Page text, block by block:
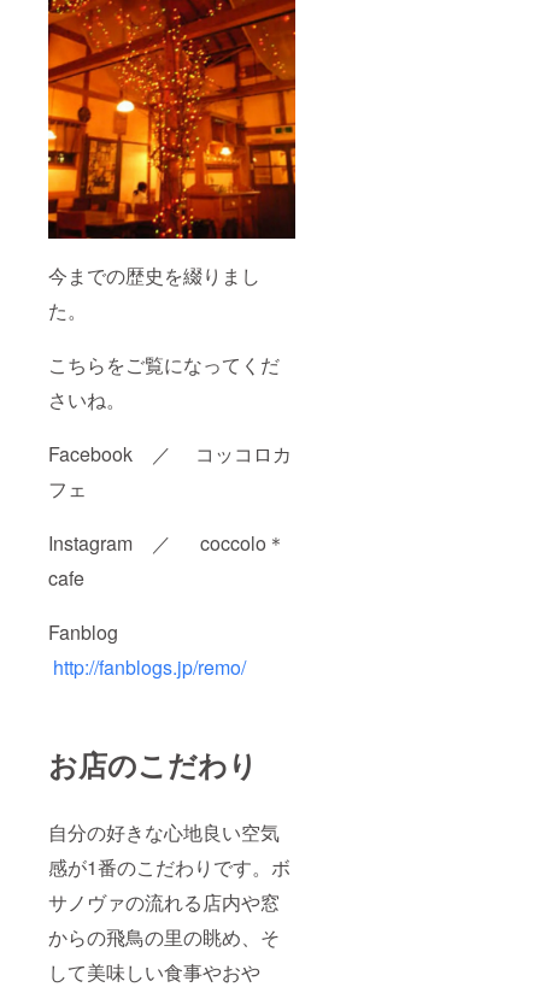
今までの歴史を綴りまし
た。
こちらをご覧になってくだ
さいね。
Facebook ／ コッコロカ
フェ
Instagram ／ coccolo＊
cafe
Fanblog
http://fanblogs.jp/remo/
お店のこだわり
自分の好きな心地良い空気
感が1番のこだわりです。ボ
サノヴァの流れる店内や窓
からの飛鳥の里の眺め、そ
して美味しい食事やおや